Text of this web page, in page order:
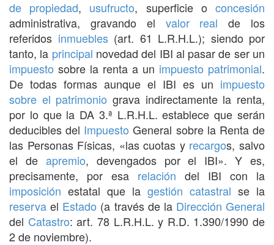
de propiedad, usufructo, superficie oconcesión
administrativa, gravando el valor real de los
referidos inmuebles(art. 61 L.R.H.L.); siendo por
tanto, la principal novedad del IBI al pasar de ser un
impuesto sobre la renta a un impuesto patrimonial.
De todas formas aunque el IBI es un impuesto
sobre el patrimonio grava indirectamente la renta,
por lo que la DA 3.ª L.R.H.L. establece que serán
deducibles del Impuesto General sobre la Renta de
las Personas Físicas, «las cuotas y recargos, salvo
el de apremio, devengados por el IBI». Y es,
precisamente, por esa relación del IBI con la
imposición estatal que la gestión catastral se la
reserva el Estado (a través de la Dirección General
del Catastro: art. 78 L.R.H.L. y R.D. 1.390/1990 de
2 de noviembre).